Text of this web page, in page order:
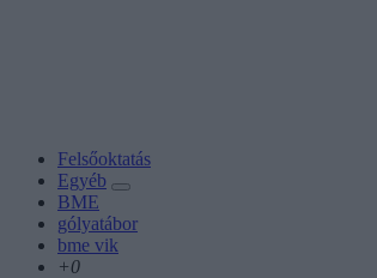
Felsőoktatás
Egyéb
BME
gólyatábor
bme vik
+0